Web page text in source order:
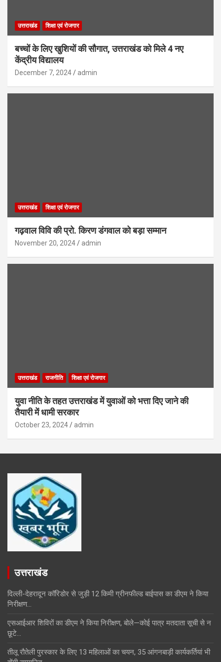
उत्तराखंड शिक्षा एवं रोजगार
बच्चों के लिए खुशियों की सौगात, उत्तराखंड को मिले 4 नए
केंद्रीय विद्यालय
December 7, 2024 admin
उत्तराखंड शिक्षा एवं रोजगार
गढ़वाल विवि की प्रो. किरण डंगवाल को बड़ा सम्मान
November 20, 2024 admin
उत्तराखंड राजनीति शिक्षा एवं रोजगार
युवा नीति के तहत उत्तराखंड में युवाओं को भत्ता दिए जाने की
तैयारी में धामी सरकार
October 23, 2024 admin
उत्तराखंड
दिल्ली-देहरादून कॉरिडोर से जुड़ी 12 किमी ग्रीनफील्ड बाईपास का डीएम ने किया
निरीक्षण…
एसआईआर शिविरों का डीएम ने किया निरीक्षण, बोले—कोई पात्र मतदाता सूची से न
छूटे…
तीलू रौतेली पुरस्कार के लिए 13 महिलाओं का चयन, 35 आंगनबाड़ी कार्यकर्तियां भी